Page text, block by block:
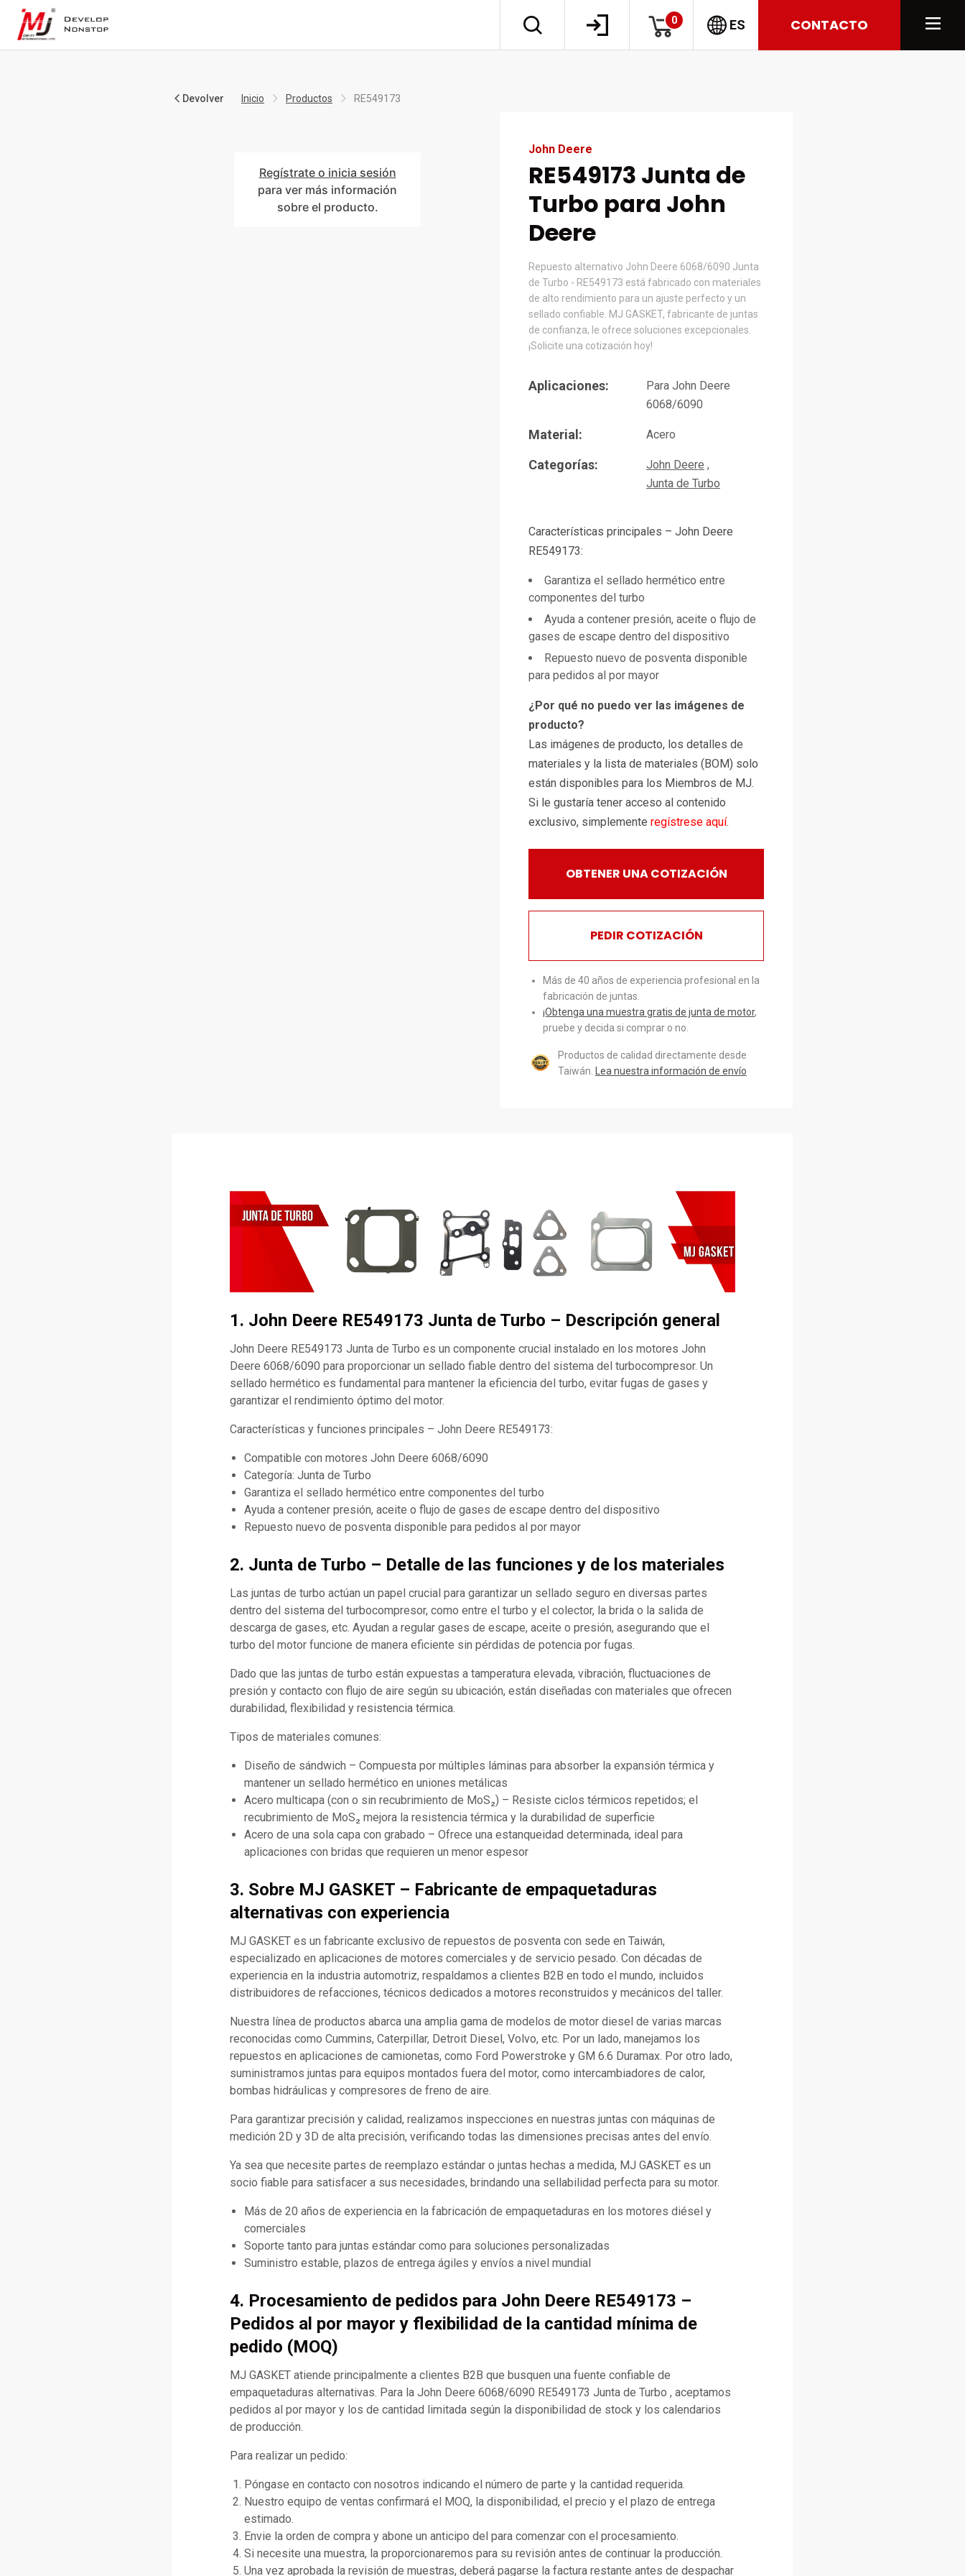
0 ES CONTACTO
Devolver Inicio Productos RE549173
Regístrate o inicia sesión
para ver más información
sobre el producto.
John Deere
RE549173 Junta de
Turbo para John
Deere
Repuesto alternativo John Deere 6068/6090 Junta
de Turbo - RE549173 está fabricado con materiales
de alto rendimiento para un ajuste perfecto y un
sellado confiable. MJ GASKET, fabricante de juntas
de confianza, le ofrece soluciones excepcionales.
¡Solicite una cotización hoy!
Aplicaciones:
Para John Deere
6068/6090
Material: Acero
Categorías:
John Deere
Junta de Turbo
Características principales – John Deere
RE549173:
Garantiza el sellado hermético entre
componentes del turbo
Ayuda a contener presión, aceite o flujo de
gases de escape dentro del dispositivo
Repuesto nuevo de posventa disponible
para pedidos al por mayor
¿Por qué no puedo ver las imágenes de
producto?
Las imágenes de producto, los detalles de
materiales y la lista de materiales (BOM) solo
están disponibles para los Miembros de MJ.
Si le gustaría tener acceso al contenido
exclusivo, simplemente regístrese aquí.
OBTENER UNA COTIZACIÓN
PEDIR COTIZACIÓN
Más de 40 años de experiencia profesional en la
fabricación de juntas.
¡Obtenga una muestra gratis de junta de motor,
pruebe y decida si comprar o no.
Productos de calidad directamente desde
Taiwán.
Lea nuestra información de envío
1. John Deere RE549173 Junta de Turbo – Descripción general
John Deere RE549173 Junta de Turbo es un componente crucial instalado en los motores John
Deere 6068/6090 para proporcionar un sellado fiable dentro del sistema del turbocompresor. Un
sellado hermético es fundamental para mantener la eficiencia del turbo, evitar fugas de gases y
garantizar el rendimiento óptimo del motor.
Características y funciones principales – John Deere RE549173:
Compatible con motores John Deere 6068/6090
Categoría: Junta de Turbo
Garantiza el sellado hermético entre componentes del turbo
Ayuda a contener presión, aceite o flujo de gases de escape dentro del dispositivo
Repuesto nuevo de posventa disponible para pedidos al por mayor
2. Junta de Turbo – Detalle de las funciones y de los materiales
Las juntas de turbo actúan un papel crucial para garantizar un sellado seguro en diversas partes
dentro del sistema del turbocompresor, como entre el turbo y el colector, la brida o la salida de
descarga de gases, etc. Ayudan a regular gases de escape, aceite o presión, asegurando que el
turbo del motor funcione de manera eficiente sin pérdidas de potencia por fugas.
Dado que las juntas de turbo están expuestas a tamperatura elevada, vibración, fluctuaciones de
presión y contacto con flujo de aire según su ubicación, están diseñadas con materiales que ofrecen
durabilidad, flexibilidad y resistencia térmica.
Tipos de materiales comunes:
Diseño de sándwich – Compuesta por múltiples láminas para absorber la expansión térmica y
mantener un sellado hermético en uniones metálicas
Acero multicapa (con o sin recubrimiento de MoS₂) – Resiste ciclos térmicos repetidos; el
recubrimiento de MoS₂ mejora la resistencia térmica y la durabilidad de superficie
Acero de una sola capa con grabado – Ofrece una estanqueidad determinada, ideal para
aplicaciones con bridas que requieren un menor espesor
3. Sobre MJ GASKET – Fabricante de empaquetaduras
alternativas con experiencia
MJ GASKET es un fabricante exclusivo de repuestos de posventa con sede en Taiwán,
especializado en aplicaciones de motores comerciales y de servicio pesado. Con décadas de
experiencia en la industria automotriz, respaldamos a clientes B2B en todo el mundo, incluidos
distribuidores de refacciones, técnicos dedicados a motores reconstruidos y mecánicos del taller.
Nuestra línea de productos abarca una amplia gama de modelos de motor diesel de varias marcas
reconocidas como Cummins, Caterpillar, Detroit Diesel, Volvo, etc. Por un lado, manejamos los
repuestos en aplicaciones de camionetas, como Ford Powerstroke y GM 6.6 Duramax. Por otro lado,
suministramos juntas para equipos montados fuera del motor, como intercambiadores de calor,
bombas hidráulicas y compresores de freno de aire.
Para garantizar precisión y calidad, realizamos inspecciones en nuestras juntas con máquinas de
medición 2D y 3D de alta precisión, verificando todas las dimensiones precisas antes del envío.
Ya sea que necesite partes de reemplazo estándar o juntas hechas a medida, MJ GASKET es un
socio fiable para satisfacer a sus necesidades, brindando una sellabilidad perfecta para su motor.
Más de 20 años de experiencia en la fabricación de empaquetaduras en los motores diésel y
comerciales
Soporte tanto para juntas estándar como para soluciones personalizadas
Suministro estable, plazos de entrega ágiles y envíos a nivel mundial
4. Procesamiento de pedidos para John Deere RE549173 –
Pedidos al por mayor y flexibilidad de la cantidad mínima de
pedido (MOQ)
MJ GASKET atiende principalmente a clientes B2B que busquen una fuente confiable de
empaquetaduras alternativas. Para la John Deere 6068/6090 RE549173 Junta de Turbo , aceptamos
pedidos al por mayor y los de cantidad limitada según la disponibilidad de stock y los calendarios
de producción.
Para realizar un pedido:
Póngase en contacto con nosotros indicando el número de parte y la cantidad requerida.
Nuestro equipo de ventas confirmará el MOQ, la disponibilidad, el precio y el plazo de entrega
estimado.
Envie la orden de compra y abone un anticipo del para comenzar con el procesamiento.
Si necesite una muestra, la proporcionaremos para su revisión antes de continuar la producción.
Una vez aprobada la revisión de muestras, deberá pagarse la factura restante antes de despachar